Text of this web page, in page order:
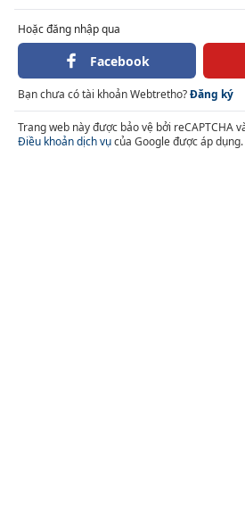
Hoặc đăng nhập qua
Facebook
Bạn chưa có tài khoản Webtretho?Đăng ký
Trang web này được bảo vệ bởi reCAPTCHA
Điều khoản dịch vụcủa Google được áp dụng.